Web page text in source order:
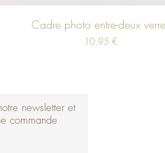
Cadre photo entre-deux
Prix
10,95 €
newsletter et
commande